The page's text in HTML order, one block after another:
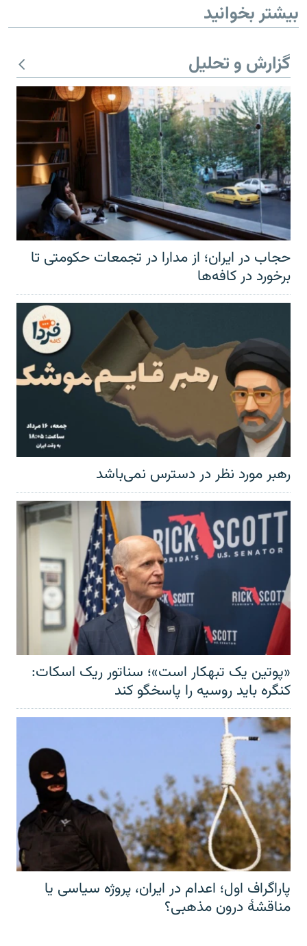
بیشتر بخوانید
گزارش و تحلیل
حجاب در ایران؛ از مدارا در تجمعات حکومتی تا
برخورد در کافه‌ها
رهبر مورد نظر در دسترس نمی‌باشد
«پوتین یک تبهکار است»؛ سناتور ریک اسکات:
کنگره باید روسیه را پاسخگو کند
پاراگراف اول؛ اعدام در ایران، پروژه سیاسی یا
مناقشهٔ درون مذهبی؟